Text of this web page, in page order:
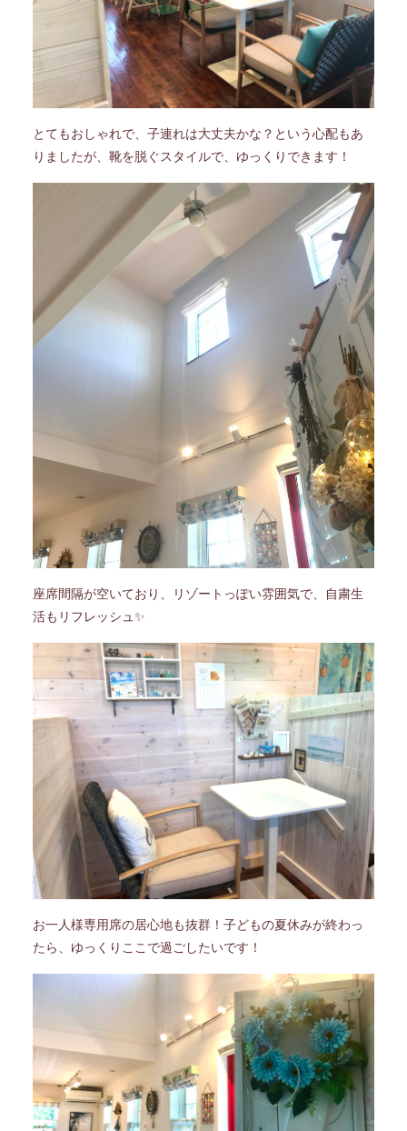
とてもおしゃれで、子連れは大丈夫かな？という心配もあ
りましたが、 靴を脱ぐスタイルで、ゆっくりできます！
座席間隔が空いており、リゾートっぽい雰囲気で、自粛生
活もリフレッシュ✨
お一人様専用席の居心地も抜群！子どもの夏休みが終わっ
たら、ゆっくりここで過ごしたいです！